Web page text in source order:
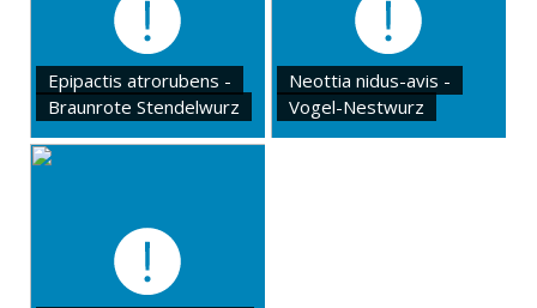
Epipactis atrorubens -
Braunrote Stendelwurz
Neottia nidus-avis -
Vogel-Nestwurz